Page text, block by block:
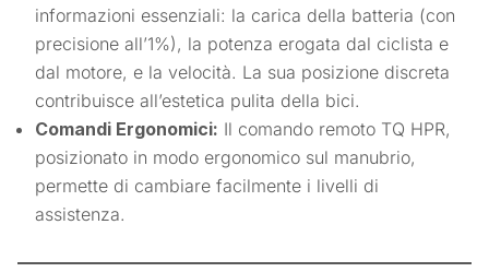
informazioni essenziali: la carica della batteria (con
precisione all’1%), la potenza erogata dal ciclista e
dal motore, e la velocità. La sua posizione discreta
contribuisce all’estetica pulita della bici.
Comandi Ergonomici: Il comando remoto TQ HPR,
posizionato in modo ergonomico sul manubrio,
permette di cambiare facilmente i livelli di
assistenza.